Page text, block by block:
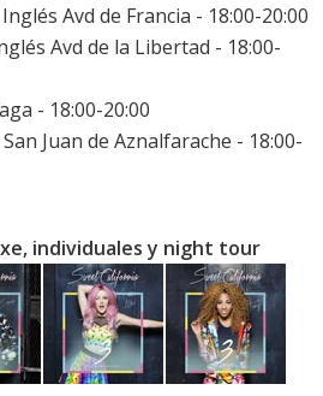
Avd de Francia - 18:00-20:00
Avd de la Libertad - 18:00-
- 18:00-20:00
Juan de Aznalfarache - 18:00-
individuales y night tour